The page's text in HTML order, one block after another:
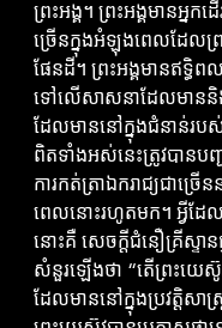
ព្រះអង្គ។ ព្រះអង្គមានអ្នក
ច្រើនក្នុងអំឡុងពេលដែលព្
ផែនដី។ ព្រះអង្គមានឥទ្ធិ
ទៅលើសាសនាដែលមាន
ដែលមាននៅក្នុងជំនាន់របស់
ពិតទាំងអស់នេះត្រូវបានបញ្
ការកត់ត្រាឯករាជ្យជាច្រើ
ពេលនោះរហូតមក។ អ្វីដ
នោះគឺ សេចក្តីជំនឿគ្រីស្ទា
សំនួរឡើងថា “តើព្រះយេ
ដែលមាននៅក្នុងប្រវត្តិសាស្